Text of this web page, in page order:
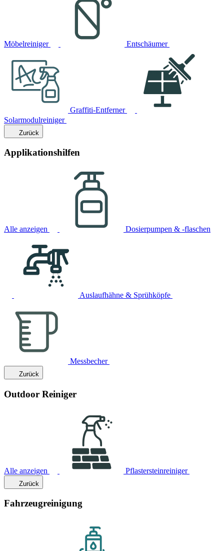
Möbelreiniger Entschäumer
Graffiti-Entferner
Solarmodulreiniger
Zurück
Applikationshilfen
Alle anzeigen Dosierpumpen & -flaschen
Auslaufhähne & Sprühköpfe
Messbecher
Zurück
Outdoor Reiniger
Alle anzeigen Pflastersteinreiniger
Zurück
Fahrzeugreinigung